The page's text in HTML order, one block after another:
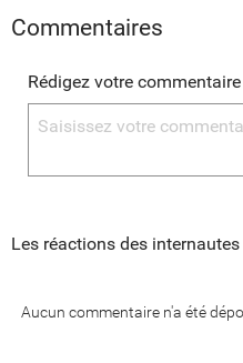
Commentaires
Rédigez votre commentaire
Les réactions des internautes
Aucun commentaire n'a été